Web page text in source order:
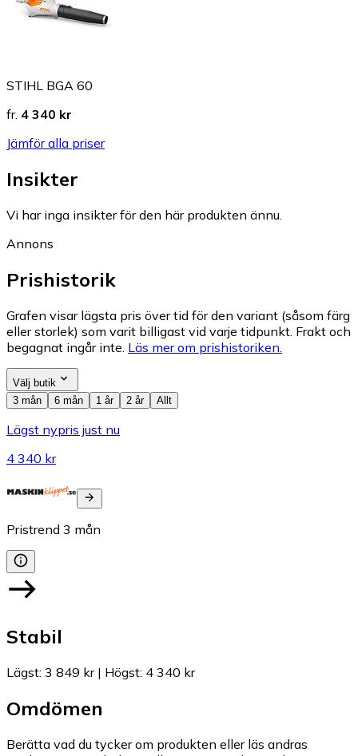
STIHL BGA 60
fr. 4 340 kr
Jämför alla priser
Insikter
Vi har inga insikter för den här produkten ännu.
Annons
Prishistorik
Grafen visar lägsta pris över tid för den variant (såsom färg
eller storlek) som varit billigast vid varje tidpunkt. Frakt och
begagnat ingår inte. Läs mer om prishistoriken.
Välj butik
3 mån
6 mån 1 år 2 år Allt
Lägst nypris just nu
4 340 kr
Pristrend 3 mån
Stabil
Lägst: 3 849 kr| Högst: 4 340 kr
Omdömen
Berätta vad du tycker om produkten eller läs andras